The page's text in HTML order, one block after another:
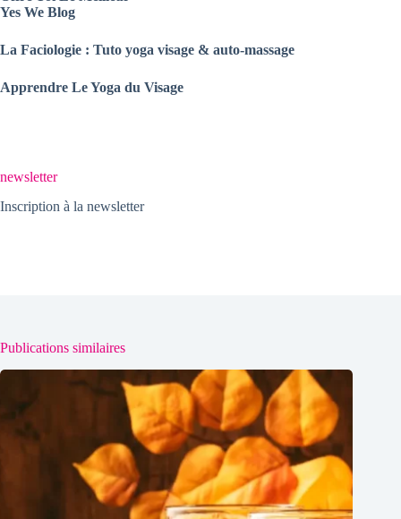
Yes We Blog
La Faciologie : Tuto yoga visage & auto-massage
Apprendre Le Yoga du Visage
newsletter
Inscription à la newsletter
Publications similaires